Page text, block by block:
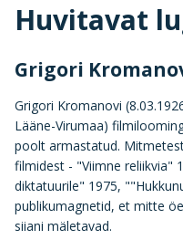
Huvitavat
Grigori
Grigori Kromanovi
Lääne-Virumaa)
poolt armastatud.
filmidest - "Viimne reliikvia"
diktatuurile" 1975,
publikumagnetid, et mitte
siiani mäletavad.